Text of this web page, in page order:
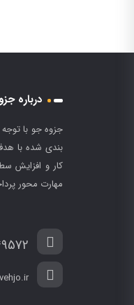
درباره
جزوه جو با
بندی شده با
کار و افزایش
مهارت محور